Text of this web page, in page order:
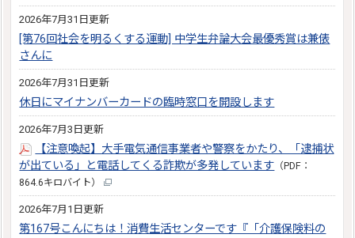
2026年7月31日更新
[第76回社会を明るくする運動] 中学生弁論大会最優秀賞は兼俵
さんに
2026年7月31日更新
休日にマイナンバーカードの臨時窓口を開設します
2026年7月3日更新
【注意喚起】大手電気通信事業者や警察をかたり、「逮捕状
が出ている」と電話してくる詐欺が多発しています （PDF：
864.6キロバイト）
2026年7月1日更新
第167号こんにちは！消費生活センターです『「介護保険料の